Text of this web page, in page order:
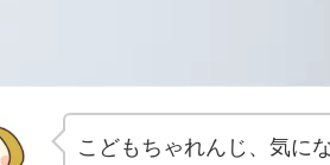
こどもちゃれんじ、気に